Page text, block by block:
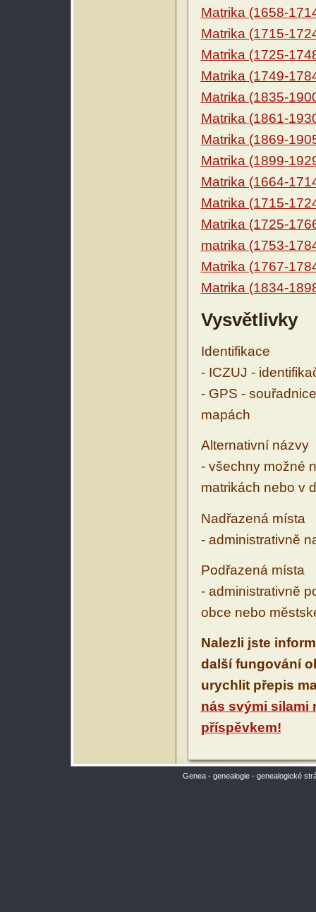
Matrika (1658-
Matrika (1715-
Matrika (1725-
Matrika (1749-
Matrika (1835-
Matrika (1861-
Matrika (1869-
Matrika (1899-
Matrika (1664-
Matrika (1715-
Matrika (1725-
matrika (1753-
Matrika (1767-
Matrika (1834-
Vysvětlivky
Identifikace
- ICZUJ -
- GPS -
mapách
Alternativní názvy
- všechny možné
matrikách nebo v
Nadřazená místa
- administrativně
Podřazená místa
- administrativně
obce nebo
Nalezli jste
další fungování
urychlit přepis
nás svými silami
příspěvkem!
Genea - genealogie - genealogické